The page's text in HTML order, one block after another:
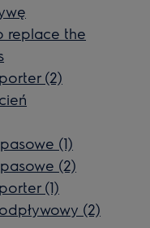
replace the
(2)
(1)
(2)
(1)
(2)